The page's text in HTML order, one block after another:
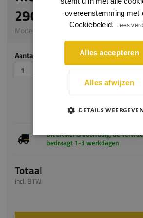
290ML - ZWART
Model 0605 | Zwart
Aantal stuks
Dit artikel is voorradig, de
bedraagt 1-3 werkdagen
Totaal
incl. BTW
overeenstemming met
Cookiebeleid. Lees
Alles accepteren
Alles afwijzen
DETAILS WEERGEVEN